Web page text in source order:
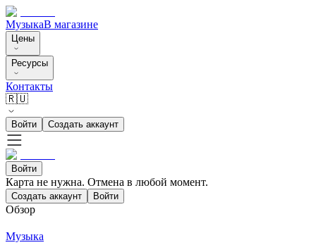
МузыкаВ магазине
Цены
Ресурсы
Контакты
🇷🇺
Войти Создать аккаунт
Войти
Карта не нужна. Отмена в любой момент.
Создать аккаунт Войти
Обзор
Музыка